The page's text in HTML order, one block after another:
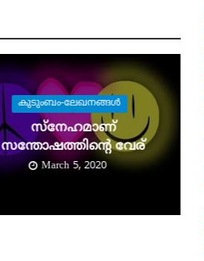
കുടുംബം-ലേഖനങ്ങള്‍
സ്‌നേഹമാണ്
സന്തോഷത്തിന്റെ വേര്
March 5, 2020